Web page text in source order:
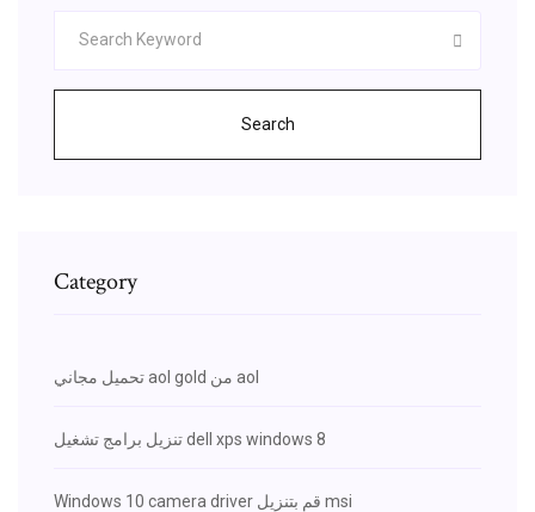
Search
Category
تحميل مجاني aol gold من aol
تنزيل برامج تشغيل dell xps windows 8
Windows 10 camera driver قم بتنزيل msi